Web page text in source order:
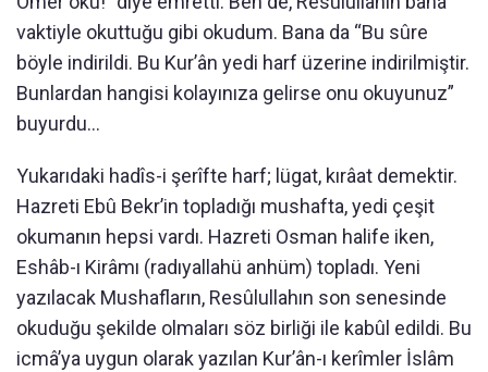
vaktiyle okuttuğu gibi okudum. Bana da “Bu sûre
böyle indirildi. Bu Kur’ân yedi harf üzerine indirilmiştir.
Bunlardan hangisi kolayınıza gelirse onu okuyunuz”
buyurdu...
Yukarıdaki hadîs-i şerîfte harf; lügat, kırâat demektir.
Hazreti Ebû Bekr’in topladığı mushafta, yedi çeşit
okumanın hepsi vardı. Hazreti Osman halife iken,
Eshâb-ı Kirâmı (radıyallahü anhüm) topladı. Yeni
yazılacak Mushafların, Resûlullahın son senesinde
okuduğu şekilde olmaları söz birliği ile kabûl edildi. Bu
icmâ’ya uygun olarak yazılan Kur’ân-ı kerîmler İslâm